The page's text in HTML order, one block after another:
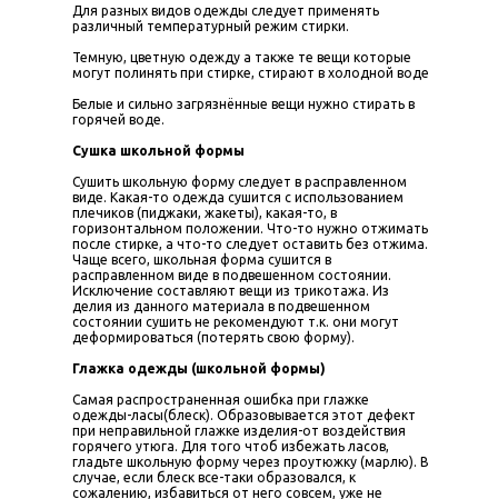
Для разных видов одежды следует применять
различный температурный режим стирки.
Темную, цветную одежду а также те вещи которые
могут полинять при стирке, стирают в холодной воде
Белые и сильно загрязнённые вещи нужно стирать в
горячей воде.
Сушка школьной формы
Сушить школьную форму следует в расправленном
виде. Какая-то одежда сушится с использованием
плечиков (пиджаки, жакеты), какая-то, в
горизонтальном положении. Что-то нужно отжимать
после стирке, а что-то следует оставить без отжима.
Чаще всего, школьная форма сушится в
расправленном виде в подвешенном состоянии.
Исключение составляют вещи из трикотажа. Из
делия из данного материала в подвешенном
состоянии сушить не рекомендуют т.к. они могут
деформироваться (потерять свою форму).
Глажка одежды (школьной формы)
Самая распространенная ошибка при глажке
одежды-ласы(блеск). Образовывается этот дефект
при неправильной глажке изделия-от воздействия
горячего утюга. Для того чтоб избежать ласов,
гладьте школьную форму через проутюжку (марлю). В
случае, если блеск все-таки образовался, к
сожалению, избавиться от него совсем, уже не